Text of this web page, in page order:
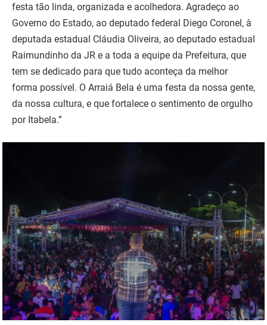
festa tão linda, organizada e acolhedora. Agradeço ao
Governo do Estado, ao deputado federal Diego Coronel, à
deputada estadual Cláudia Oliveira, ao deputado estadual
Raimundinho da JR e a toda a equipe da Prefeitura, que
tem se dedicado para que tudo aconteça da melhor
forma possível. O Arraiá Bela é uma festa da nossa gente,
da nossa cultura, e que fortalece o sentimento de orgulho
por Itabela.”